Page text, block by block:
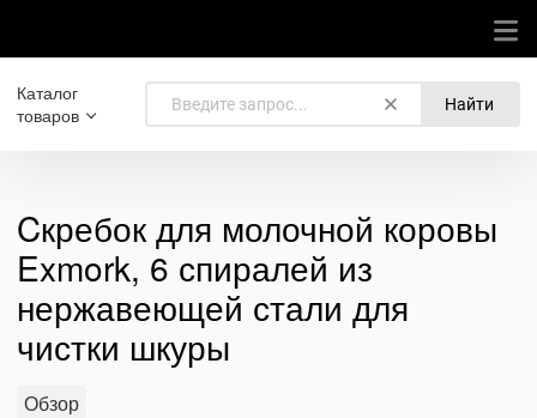
Каталог
товаров
Найти
Cкребок для молочной коровы
Exmork, 6 спиралей из
нержавеющей стали для
чистки шкуры
Обзор